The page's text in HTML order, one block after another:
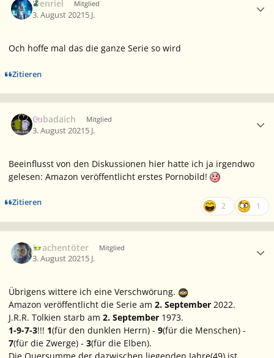
Elenriel Mitglied
3. August 20215 J.
Och hoffe mal das die ganze Serie so wird
Zitieren
Cabadaich Mitglied
3. August 20215 J.
Beeinflusst von den Diskussionen hier hatte ich ja irgendwo
gelesen: Amazon veröffentlicht erstes Pornobild!
Zitieren 2 1
Drachentöter Mitglied
3. August 20215 J.
Übrigens wittere ich eine Verschwörung.
Amazon veröffentlicht die Serie am 2. September 2022.
J.R.R. Tolkien starb am 2. September 1973.
1-9-7-3!!! 1(für den dunklen Herrn) - 9(für die Menschen) -
7(für die Zwerge) - 3(für die Elben).